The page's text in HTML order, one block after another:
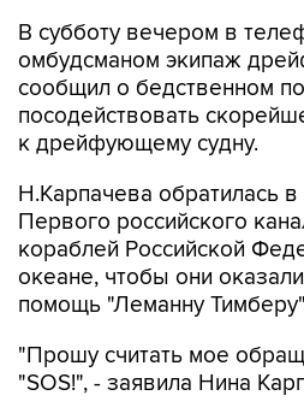
В субботу вечером в
омбудсманом экипаж
сообщил о бедственном
посодействовать
к дрейфующему судну.
Н.Карпачева обратилась
Первого российского
кораблей Российской
океане, чтобы они
помощь "Леманну
"Прошу считать мое
"SOS!", - заявила Нина